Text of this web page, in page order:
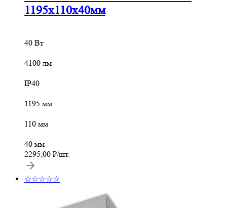
1195х110х40мм
40 Вт
4100 лм
IP40
1195 мм
110 мм
40 мм
2295,00 ₽/шт.
☆☆☆☆☆